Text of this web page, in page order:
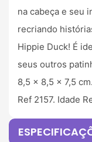
na cabeça e seu
recriando
Hippie Duck! É
seus outros
8,5 x 8,5 x 7,5
Ref 2157. Idade